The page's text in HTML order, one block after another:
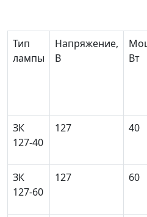
Тип
лампы
Напряжение,
В
Вт
ЗК
127-40
127 40
ЗК
127-60
127 60